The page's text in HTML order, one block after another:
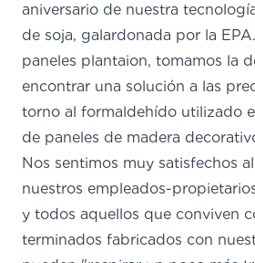
aniversario de nuestra
de soja, galardonada por la EPA.
paneles plantaion, tomamos la
encontrar una solución a las
torno al formaldehído utilizado
de paneles de madera
Nos sentimos muy satisfechos
nuestros empleados-
y todos aquellos que conviven
terminados fabricados con